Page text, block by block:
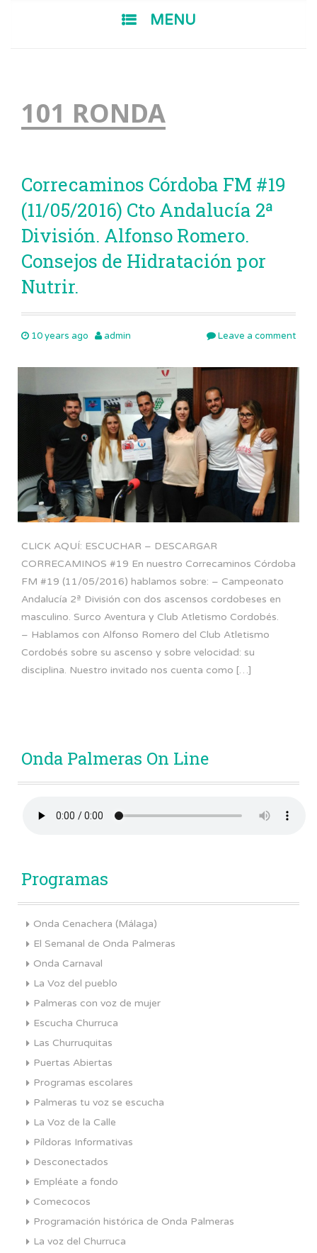
MENU
101 RONDA
Correcaminos Córdoba FM #19
(11/05/2016) Cto Andalucía 2ª
División. Alfonso Romero.
Consejos de Hidratación por
Nutrir.
10 years ago admin Leave a comment
CLICK AQUÍ: ESCUCHAR – DESCARGAR
CORRECAMINOS #19 En nuestro Correcaminos Córdoba
FM #19 (11/05/2016) hablamos sobre: – Campeonato
Andalucía 2ª División con dos ascensos cordobeses en
masculino. Surco Aventura y Club Atletismo Cordobés.
– Hablamos con Alfonso Romero del Club Atletismo
Cordobés sobre su ascenso y sobre velocidad: su
disciplina. Nuestro invitado nos cuenta como […]
Onda Palmeras On Line
Programas
Onda Cenachera (Málaga)
El Semanal de Onda Palmeras
Onda Carnaval
La Voz del pueblo
Palmeras con voz de mujer
Escucha Churruca
Las Churruquitas
Puertas Abiertas
Programas escolares
Palmeras tu voz se escucha
La Voz de la Calle
Píldoras Informativas
Desconectados
Empléate a fondo
Comecocos
Programación histórica de Onda Palmeras
La voz del Churruca